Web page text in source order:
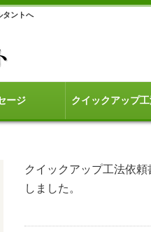
タントへ
ージ クイックアップ工
クイックアップ工法依
しました。